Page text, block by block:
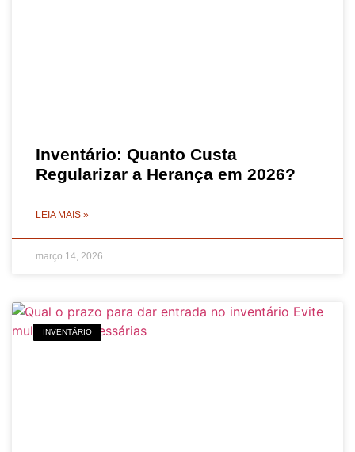
Inventário: Quanto Custa
Regularizar a Herança em 2026?
LEIA MAIS »
março 14, 2026
INVENTÁRIO